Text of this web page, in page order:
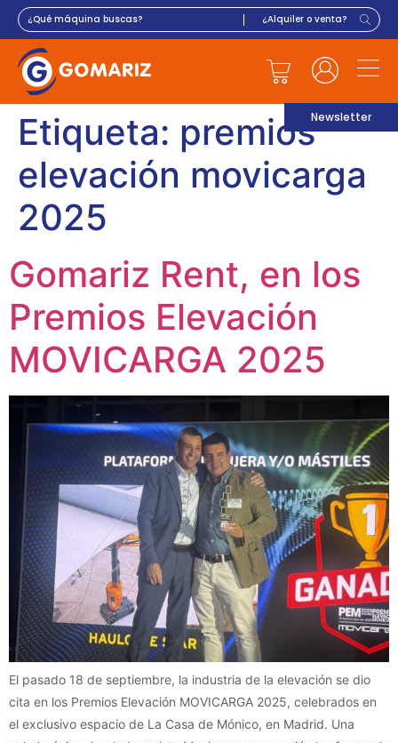
Newsletter
Etiqueta: premios
elevación movicarga
2025
Gomariz Rent, en los
Premios Elevación
MOVICARGA 2025
El pasado 18 de septiembre, la industria de la elevación se dio
cita en los Premios Elevación MOVICARGA 2025, celebrados en
el exclusivo espacio de La Casa de Mónico, en Madrid. Una